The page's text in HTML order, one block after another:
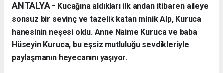
ANTALYA - ​ Kucağına aldıkları ilk andan itibaren aileye
sonsuz bir sevinç ve tazelik katan minik Alp, Kuruca
hanesinin neşesi oldu. Anne Naime Kuruca ve baba
Hüseyin Kuruca, bu eşsiz mutluluğu sevdikleriyle
paylaşmanın heyecanını yaşıyor.